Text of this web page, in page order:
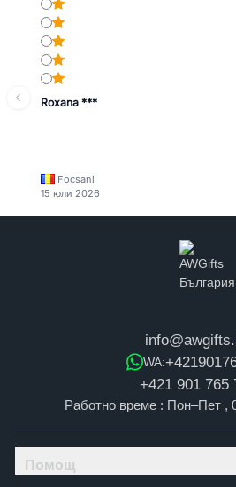
Roxana ***
Focsani
15 юли 2026
WA:
+421 901 765
Работно време : Пон–Пет ,
Помощ